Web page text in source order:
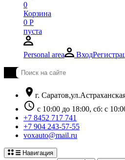
0
Корзина
0 Р
пуста
Personal area Вход
location_on г.
schedule с 10:00 до 18:00, сб: с
+7 8452 717 741
+7 904 243-57-55
voxauto@mail.ru
Навигация